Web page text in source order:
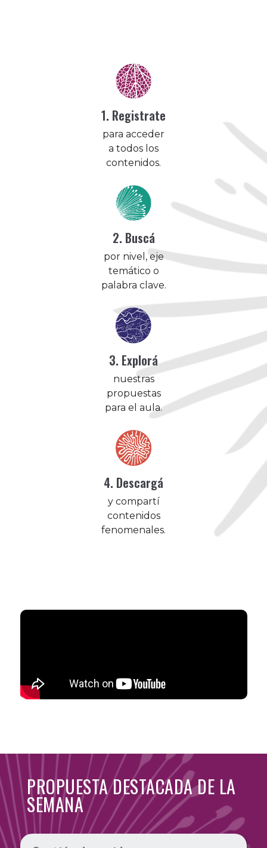
1. Registrate
para acceder
a todos los
contenidos.
2. Buscá
por nivel, eje
temático o
palabra clave.
3. Explorá
nuestras
propuestas
para el aula.
4. Descargá
y compartí
contenidos
fenomenales.
PROPUESTA DESTACADA DE LA
SEMANA